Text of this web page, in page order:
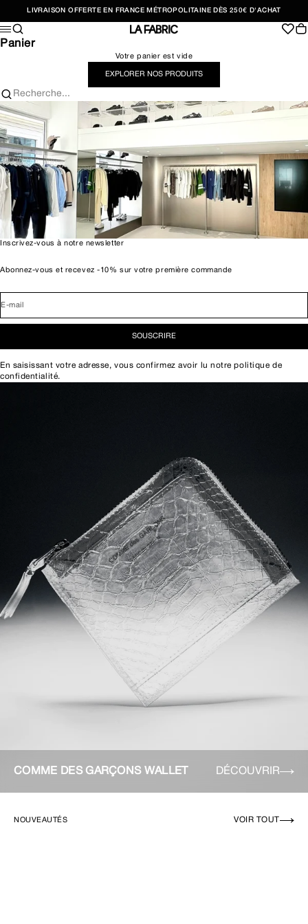
LIVRAISON OFFERTE EN FRANCE MÉTROPOLITAINE DÈS 250€ D'ACHAT
LA FABRIC SHOP
Menu
Recherche
Panier
Votre panier est vide
EXPLORER NOS PRODUITS
Recherche...
Inscrivez-vous à notre newsletter
Abonnez-vous et recevez -10% sur votre première commande
E-mail
SOUSCRIRE
En saisissant votre adresse, vous confirmez avoir lu notrepolitique de
confidentialité.
COMME DES GARÇONS WALLET DÉCOUVRIR
NOUVEAUTÉS VOIR TOUT